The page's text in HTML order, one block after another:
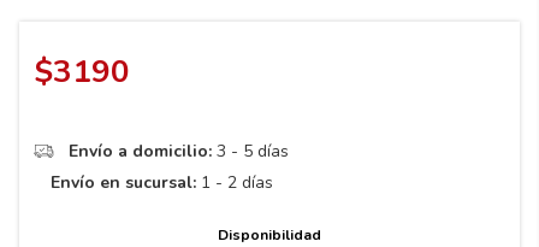
$3190
Envío a domicilio: 3 - 5 días
Envío en sucursal: 1 - 2 días
Disponibilidad